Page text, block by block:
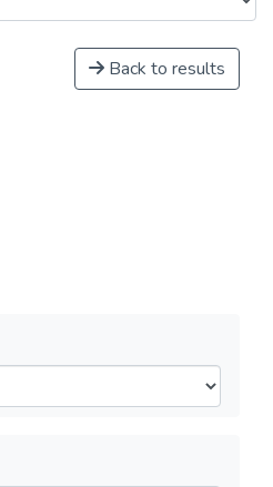
Back to results